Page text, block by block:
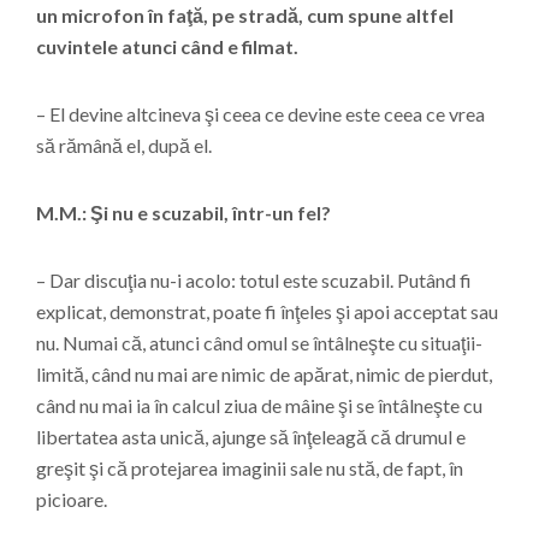
un microfon în faţă, pe stradă, cum spune altfel
cuvintele atunci când e filmat.
– El devine altcineva şi ceea ce devine este ceea ce vrea
să rămână el, după el.
M.M.: Şi nu e scuzabil, într-un fel?
– Dar discuţia nu-i acolo: totul este scuzabil. Putând fi
explicat, demonstrat, poate fi înţeles şi apoi acceptat sau
nu. Numai că, atunci când omul se întâlneşte cu situaţii-
limită, când nu mai are nimic de apărat, nimic de pierdut,
când nu mai ia în calcul ziua de mâine şi se întâlneşte cu
libertatea asta unică, ajunge să înţeleagă că drumul e
greşit şi că protejarea imaginii sale nu stă, de fapt, în
picioare.